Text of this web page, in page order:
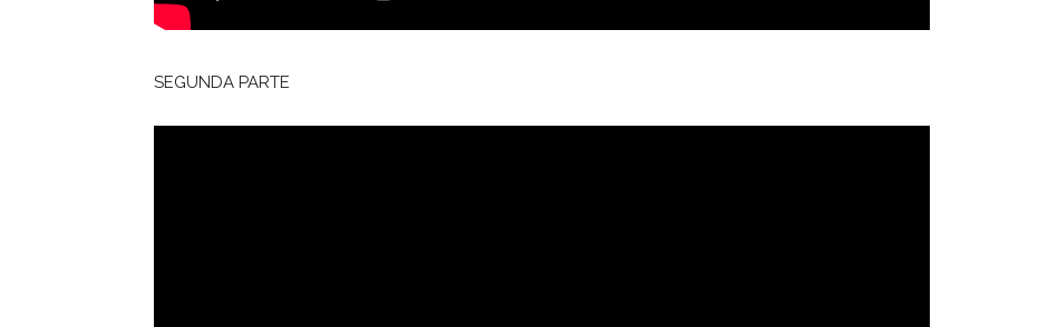
SEGUNDA PARTE